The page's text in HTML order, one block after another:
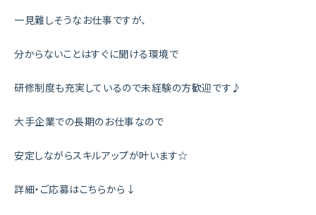
一見難しそうなお仕事ですが、
分からないことはすぐに聞ける環境で
研修制度も充実しているので未経験の方歓迎です♪
大手企業での長期のお仕事なので
安定しながらスキルアップが叶います☆
詳細・ご応募はこちらから↓